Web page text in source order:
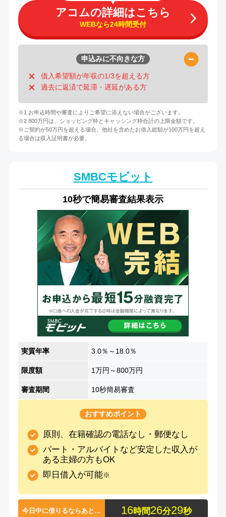
アコムの詳細はこちら
WEBなら24時間受付
申込みに不向きな方
借入希望額が年収の1/3を超える方
過去に返済で延滞・遅延がある方
※1 お申込時間や審査によりご希望に添えない場合がございます。
※2 800万円は、ショッピング枠とキャッシング枠合計の上限金額です。
※ご契約が50万円を超える場合、他社を含めたお借入総額が100万円を超え
る場合は収入証明書が必要。
SMBCモビット
10秒で簡易審査結果表示
実質年率 3.0％～18.0％
限度額 1万円～800万円
審査期間 10秒簡易審査
おすすめポイント
原則、在籍確認の電話なし・郵便なし
パート・アルバイトなど安定した収入が
ある主婦の方もOK
即日借入が可能※
今日中に借りるならあと… 16時間26分29秒